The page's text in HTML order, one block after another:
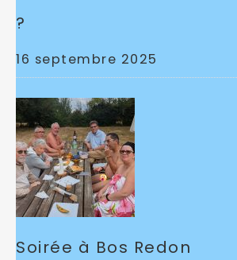
?
16 septembre 2025
Soirée à Bos Redon